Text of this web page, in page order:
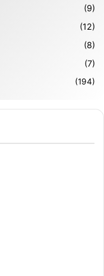
(9)
(12)
(8)
(7)
(194)